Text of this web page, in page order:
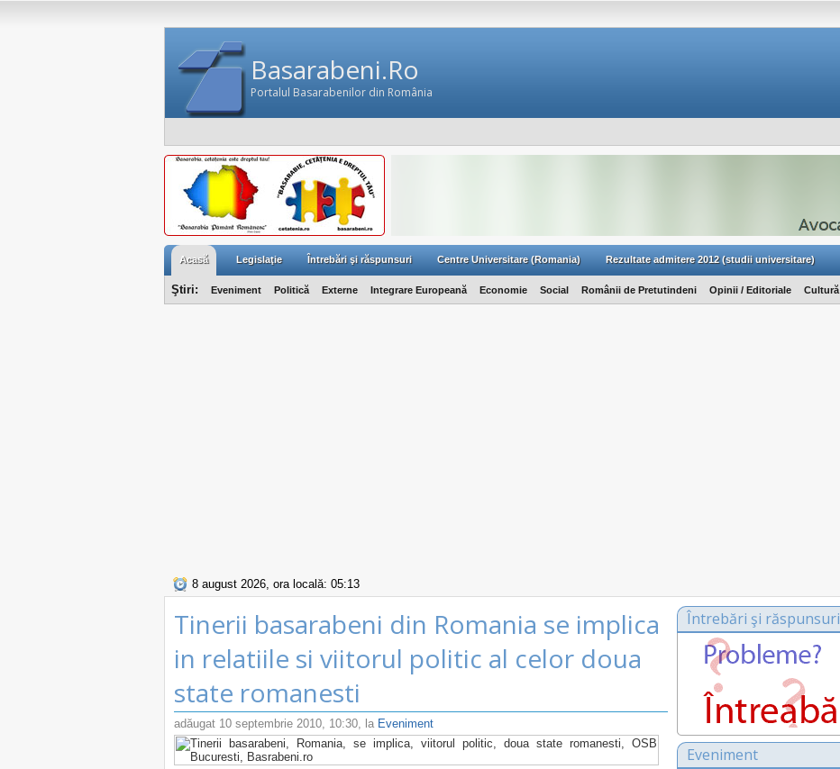
Basarabeni.Ro
Portalul Basarabenilor din România
Acasă Legislaţie Întrebări şi răspunsuri Centre Universitare (Romania) Rezultate admitere 2012 (studii universitare)
Ştiri: Eveniment Politică Externe Integrare Europeană Economie Social Românii de Pretutindeni Opinii / Editoriale Cultură
8 august 2026, ora locală: 05:13
Tinerii basarabeni din Romania se implica
in relatiile si viitorul politic al celor doua
state romanesti
adăugat 10 septembrie 2010, 10:30, la Eveniment
Întrebări şi răspunsuri
Eveniment